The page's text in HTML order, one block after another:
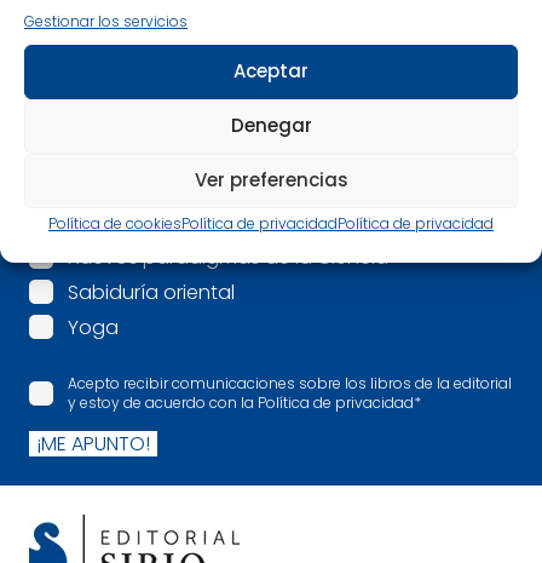
Gestionar los servicios
Aceptar
Denegar
Ver preferencias
Política de cookiesPolítica de privacidadPolítica de privacidad
Mis intereses son:*
Más allá
Nuevos paradigmas de la Ciencia
Sabiduría oriental
Yoga
Acepto recibir comunicaciones sobre los libros de la editorial
y estoy de acuerdo con la Política de privacidad*
¡ME APUNTO!